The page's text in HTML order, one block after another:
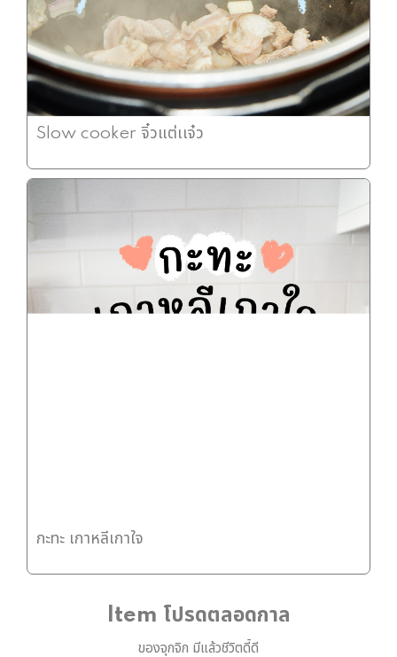
Slow cooker จิ๋วแต่เเจ๋ว
กะทะ เกาหลีเกาใจ
Item โปรดตลอดกาล
ของจุกจิก มีแล้วชีวิตดี้ดี